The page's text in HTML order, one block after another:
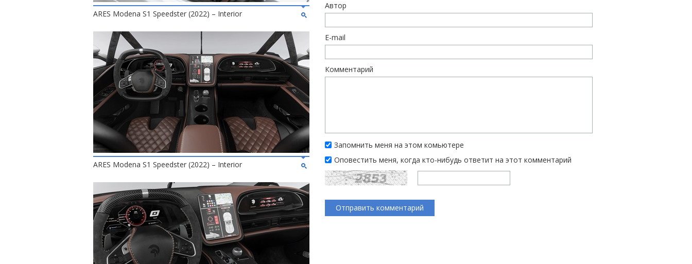
ARES Modena S1 Speedster (2022) – Interior
ARES Modena S1 Speedster (2022) – Interior
Автор
E-mail
Комментарий
Запомнить меня на этом комьютере
Оповестить меня, когда кто-нибудь ответит на этот комментарий